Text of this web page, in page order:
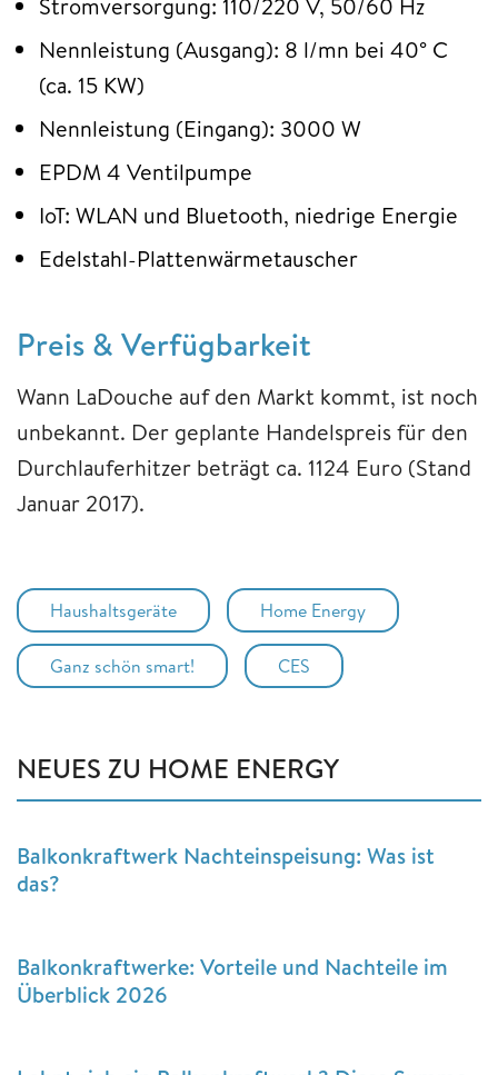
Stromversorgung: 110/220 V, 50/60 Hz
Nennleistung (Ausgang): 8 l/mn bei 40° C
(ca. 15 KW)
Nennleistung (Eingang): 3000 W
EPDM 4 Ventilpumpe
IoT: WLAN und Bluetooth, niedrige Energie
Edelstahl-Plattenwärmetauscher
Preis & Verfügbarkeit
Wann LaDouche auf den Markt kommt, ist noch
unbekannt. Der geplante Handelspreis für den
Durchlauferhitzer beträgt ca. 1124 Euro (Stand
Januar 2017).
Haushaltsgeräte Home Energy
Ganz schön smart! CES
NEUES ZU HOME ENERGY
Balkonkraftwerk Nachteinspeisung: Was ist
das?
Balkonkraftwerke: Vorteile und Nachteile im
Überblick 2026